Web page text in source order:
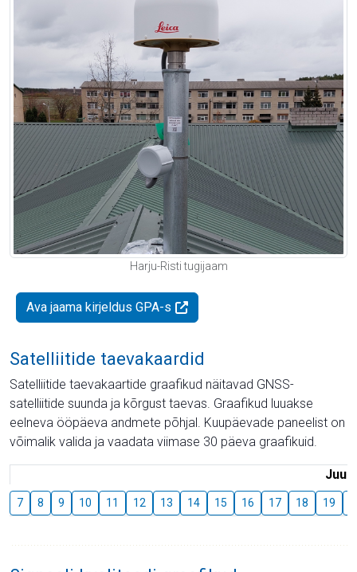
Harju-Risti tugijaam
Ava jaama kirjeldus GPA-s
Satelliitide taevakaardid
Satelliitide taevakaartide graafikud näitavad GNSS-
satelliitide suunda ja kõrgust taevas. Graafikud luuakse
eelneva ööpäeva andmete põhjal. Kuupäevade paneelist on
võimalik valida ja vaadata viimase 30 päeva graafikuid.
Juuli
7 8 9 10 11 12 13 14 15 16 17 18 19